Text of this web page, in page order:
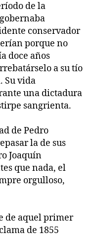
de la
conservador
porque no
doce años
a su tío
Su vida
una dictadura
sangrienta.
de Pedro
la de sus
Joaquín
que nada, el
orgulloso,
de aquel primer
de 1855